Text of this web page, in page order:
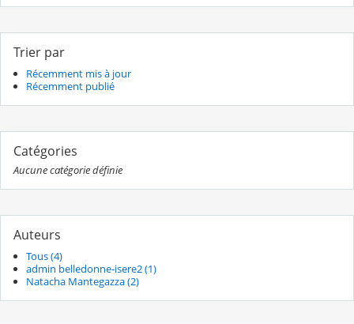
Trier par
Récemment mis à jour
Récemment publié
Catégories
Aucune catégorie définie
Auteurs
Tous (4)
admin belledonne-isere2 (1)
Natacha Mantegazza (2)